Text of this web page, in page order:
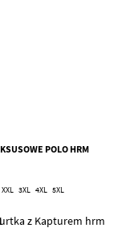
POLO HRM
XXL 3XL 4XL 5XL